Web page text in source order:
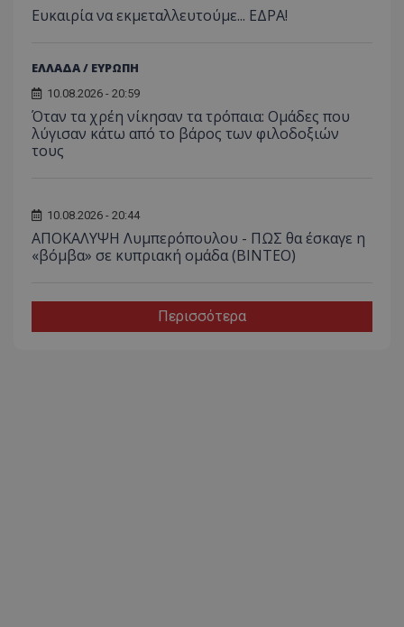
Ευκαιρία να εκμεταλλευτούμε... ΕΔΡΑ!
ΕΛΛΑΔΑ / ΕΥΡΩΠΗ
10.08.2026 - 20:59
Όταν τα χρέη νίκησαν τα τρόπαια: Ομάδες που
λύγισαν κάτω από το βάρος των φιλοδοξιών
τους
10.08.2026 - 20:44
ΑΠΟΚΑΛΥΨΗ Λυμπερόπουλου - ΠΩΣ θα έσκαγε η
«βόμβα» σε κυπριακή ομάδα (ΒΙΝΤΕΟ)
Περισσότερα